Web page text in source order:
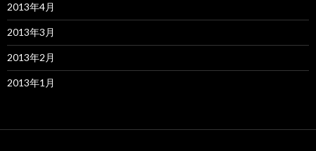
2013年4月
2013年3月
2013年2月
2013年1月